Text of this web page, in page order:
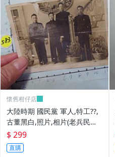
懷舊柑仔店
大陸時期 國民黨 軍人,特工??,
古董黑白,照片,相片(老兵民國3
8年從大陸帶來台灣的) **稀少
品6
$ 299
直購